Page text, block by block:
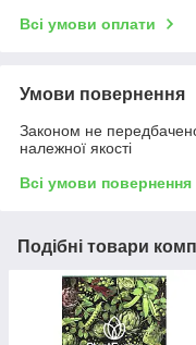
Всі умови оплати
Умови повернення
Законом не
належної якості
Всі умови повернення
Подібні товари